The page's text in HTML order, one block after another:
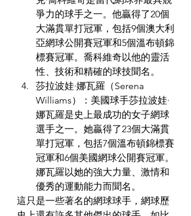
爭力的球手之一。他贏得了20個
大滿貫單打冠軍，包括9個澳大利
亞網球公開賽冠軍和5個溫布頓錦
標賽冠軍。喬科維奇以他的靈活
性、技術和精確的球技聞名。
莎拉波娃·娜瓦羅（Serena
Williams）：美國球手莎拉波娃·
娜瓦羅是史上最成功的女子網球
選手之一。她贏得了23個大滿貫
單打冠軍，包括7個溫布頓錦標賽
冠軍和6個美國網球公開賽冠軍。
娜瓦羅以她的強大力量、激情和
優秀的運動能力而聞名。
這只是一些著名的網球球手，網球歷